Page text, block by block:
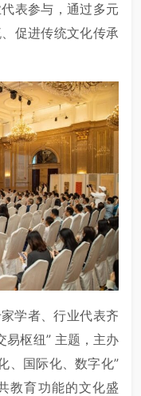
表参与，通过多元
促进传统文化传承
学者、行业代表齐
易枢纽” 主题，主办
、国际化、数字化”
教育功能的文化盛